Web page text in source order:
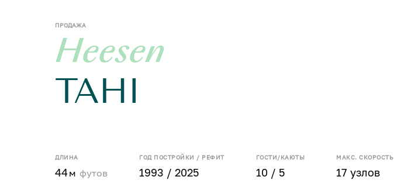
ПРОДАЖА
Heesen
TAHI
ДЛИНА
44 м футов
ГОД ПОСТРОЙКИ / РЕФИТ
1993 / 2025
ГОСТИ/КАЮТЫ
10 / 5
МАКС. СКОРОСТЬ
17 узлов